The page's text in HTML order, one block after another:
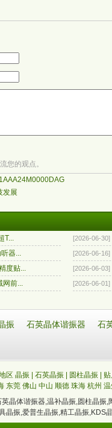
您的观点。
发展
T... [2026-06-30]
器... [2026-06-16]
度贴... [2026-06-03]
网前... [2026-06-01]
振 石英晶体谐振器 石
区 晶振 | 石英晶振 | 圆柱晶振 |
东莞 佛山 中山 顺德 珠海 杭州 温
英晶体谐振器,温补晶振,圆柱晶振,
晶振,爱普生晶振,精工晶振,KDS